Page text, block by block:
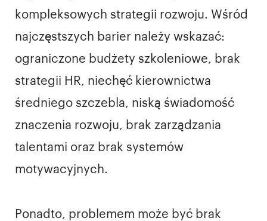
kompleksowych strategii rozwoju. Wśród
najczęstszych barier należy wskazać:
ograniczone budżety szkoleniowe, brak
strategii HR, niechęć kierownictwa
średniego szczebla, niską świadomość
znaczenia rozwoju, brak zarządzania
talentami oraz brak systemów
motywacyjnych.
Ponadto, problemem może być brak